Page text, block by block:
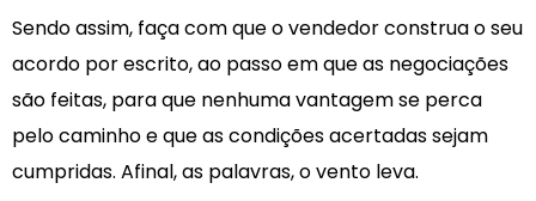
Sendo assim, faça com que o vendedor construa o seu
acordo por escrito, ao passo em que as negociações
são feitas, para que nenhuma vantagem se perca
pelo caminho e que as condições acertadas sejam
cumpridas. Afinal, as palavras, o vento leva.